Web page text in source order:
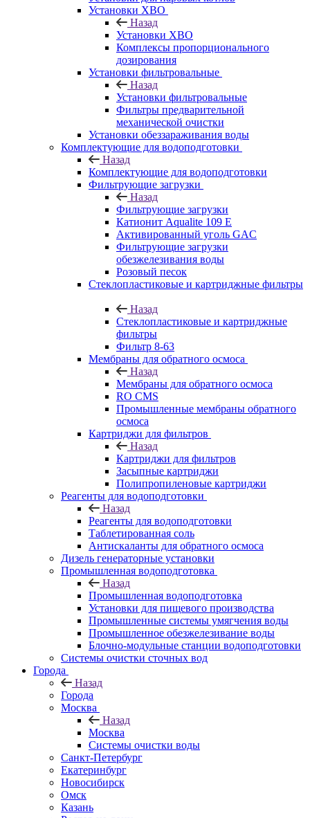
Установки ХВО
Назад
Установки ХВО
Комплексы пропорционального
дозирования
Установки фильтровальные
Назад
Установки фильтровальные
Фильтры предварительной
механической очистки
Установки обеззараживания воды
Комплектующие для водоподготовки
Назад
Комплектующие для водоподготовки
Фильтрующие загрузки
Назад
Фильтрующие загрузки
Катионит Aqualite 109 E
Активированный уголь GAC
Фильтрующие загрузки
обезжелезивания воды
Розовый песок
Стеклопластиковые и картриджные фильтры
Назад
Стеклопластиковые и картриджные
фильтры
Фильтр 8-63
Мембраны для обратного осмоса
Назад
Мембраны для обратного осмоса
RO CMS
Промышленные мембраны обратного
осмоса
Картриджи для фильтров
Назад
Картриджи для фильтров
Засыпные картриджи
Полипропиленовые картриджи
Реагенты для водоподготовки
Назад
Реагенты для водоподготовки
Таблетированная соль
Антискаланты для обратного осмоса
Дизель генераторные установки
Промышленная водоподготовка
Назад
Промышленная водоподготовка
Установки для пищевого производства
Промышленные системы умягчения воды
Промышленное обезжелезивание воды
Блочно-модульные станции водоподготовки
Системы очистки сточных вод
Города
Назад
Города
Москва
Назад
Москва
Системы очистки воды
Санкт-Петербург
Екатеринбург
Новосибирск
Омск
Казань